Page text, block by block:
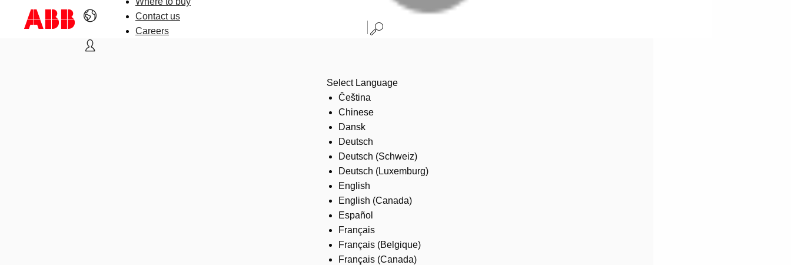
Contact us
Careers
Select Language
Čeština
Chinese
Dansk
Deutsch
Deutsch (Schweiz)
Deutsch (Luxemburg)
English
English (Canada)
Español
Français
Français (Belgique)
Français (Canada)